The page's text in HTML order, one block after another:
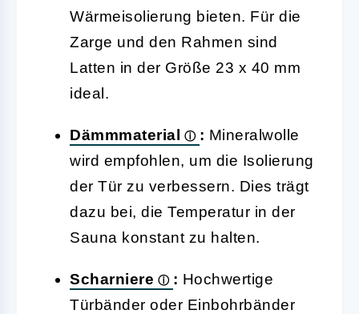
Wärmeisolierung bieten. Für die
Zarge und den Rahmen sind
Latten in der Größe 23 x 40 mm
ideal.
Dämmmaterial : Mineralwolle
wird empfohlen, um die Isolierung
der Tür zu verbessern. Dies trägt
dazu bei, die Temperatur in der
Sauna konstant zu halten.
Scharniere : Hochwertige
Türbänder oder Einbohrbänder